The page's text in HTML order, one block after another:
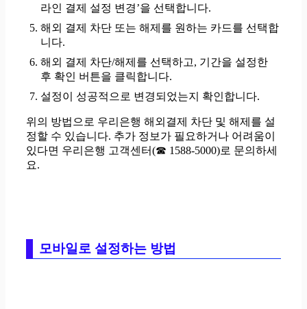
라인 결제 설정 변경’을 선택합니다.
해외 결제 차단 또는 해제를 원하는 카드를 선택합
니다.
해외 결제 차단/해제를 선택하고, 기간을 설정한
후 확인 버튼을 클릭합니다.
설정이 성공적으로 변경되었는지 확인합니다.
위의 방법으로 우리은행 해외결제 차단 및 해제를 설
정할 수 있습니다. 추가 정보가 필요하거나 어려움이
있다면 우리은행 고객센터(☎ 1588-5000)로 문의하세
요.
모바일로 설정하는 방법